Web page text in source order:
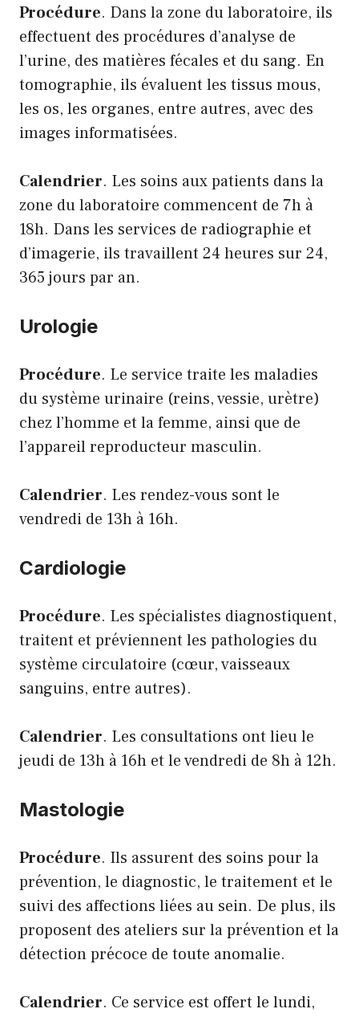
Procédure. Dans la zone du laboratoire, ils
effectuent des procédures d’analyse de
l’urine, des matières fécales et du sang. En
tomographie, ils évaluent les tissus mous,
les os, les organes, entre autres, avec des
images informatisées.
Calendrier. Les soins aux patients dans la
zone du laboratoire commencent de 7h à
18h. Dans les services de radiographie et
d’imagerie, ils travaillent 24 heures sur 24,
365 jours par an.
Urologie
Procédure. Le service traite les maladies
du système urinaire (reins, vessie, urètre)
chez l’homme et la femme, ainsi que de
l’appareil reproducteur masculin.
Calendrier. Les rendez-vous sont le
vendredi de 13h à 16h.
Cardiologie
Procédure. Les spécialistes diagnostiquent,
traitent et préviennent les pathologies du
système circulatoire (cœur, vaisseaux
sanguins, entre autres).
Calendrier. Les consultations ont lieu le
jeudi de 13h à 16h et le vendredi de 8h à 12h.
Mastologie
Procédure. Ils assurent des soins pour la
prévention, le diagnostic, le traitement et le
suivi des affections liées au sein. De plus, ils
proposent des ateliers sur la prévention et la
détection précoce de toute anomalie.
Calendrier. Ce service est offert le lundi,